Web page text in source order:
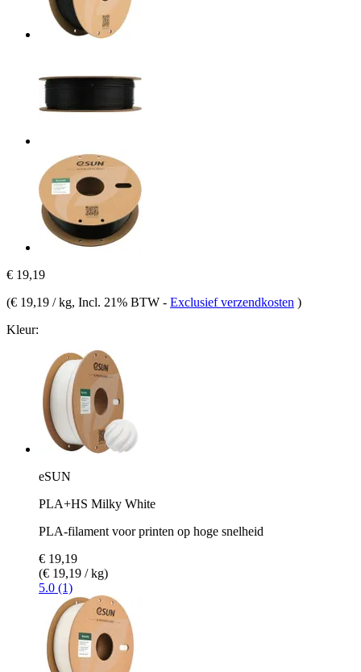
€ 19,19
(€ 19,19 / kg, Incl. 21% BTW - Exclusief verzendkosten )
Kleur:
eSUN
PLA+HS Milky White
PLA-filament voor printen op hoge snelheid
€ 19,19
(€ 19,19 / kg)
5.0 (1)